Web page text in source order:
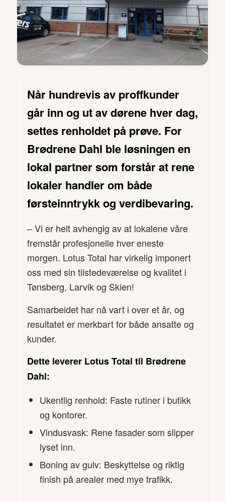
Når hundrevis av proffkunder
går inn og ut av dørene hver dag,
settes renholdet på prøve. For
Brødrene Dahl ble løsningen en
lokal partner som forstår at rene
lokaler handler om både
førsteinntrykk og verdibevaring.
– Vi er helt avhengig av at lokalene våre
fremstår profesjonelle hver eneste
morgen. Lotus Total har virkelig imponert
oss med sin tilstedeværelse og kvalitet i
Tønsberg, Larvik og Skien!
Samarbeidet har nå vart i over et år, og
resultatet er merkbart for både ansatte og
kunder.
Dette leverer Lotus Total til Brødrene
Dahl:
Ukentlig renhold: Faste rutiner i butikk
og kontorer.
Vindusvask: Rene fasader som slipper
lyset inn.
Boning av gulv: Beskyttelse og riktig
finish på arealer med mye trafikk.